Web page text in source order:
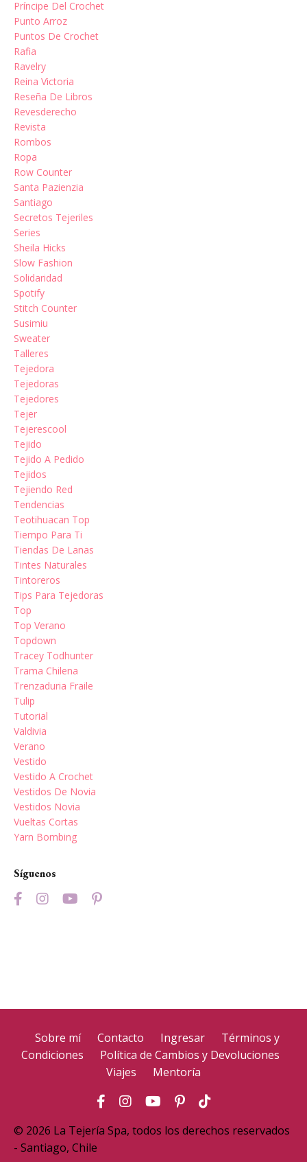
Príncipe Del Crochet
Punto Arroz
Puntos De Crochet
Rafia
Ravelry
Reina Victoria
Reseña De Libros
Revesderecho
Revista
Rombos
Ropa
Row Counter
Santa Pazienzia
Santiago
Secretos Tejeriles
Series
Sheila Hicks
Slow Fashion
Solidaridad
Spotify
Stitch Counter
Susimiu
Sweater
Talleres
Tejedora
Tejedoras
Tejedores
Tejer
Tejerescool
Tejido
Tejido A Pedido
Tejidos
Tejiendo Red
Tendencias
Teotihuacan Top
Tiempo Para Ti
Tiendas De Lanas
Tintes Naturales
Tintoreros
Tips Para Tejedoras
Top
Top Verano
Topdown
Tracey Todhunter
Trama Chilena
Trenzaduria Fraile
Tulip
Tutorial
Valdivia
Verano
Vestido
Vestido A Crochet
Vestidos De Novia
Vestidos Novia
Vueltas Cortas
Yarn Bombing
Síguenos
Sobre mí Contacto Ingresar
Términos y
Condiciones
Política de Cambios y Devoluciones
Viajes
Mentoría
© 2026 La Tejería Spa, todos los derechos reservados
- Santiago, Chile